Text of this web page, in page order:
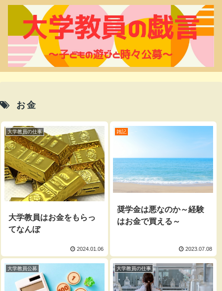
お金
大学教員の仕事
大学教員はお金をもらっ
てなんぼ
2024.01.06
雑記
奨学金は悪なのか～経験
はお金で買える～
2023.07.08
大学教員公募 大学教員の仕事